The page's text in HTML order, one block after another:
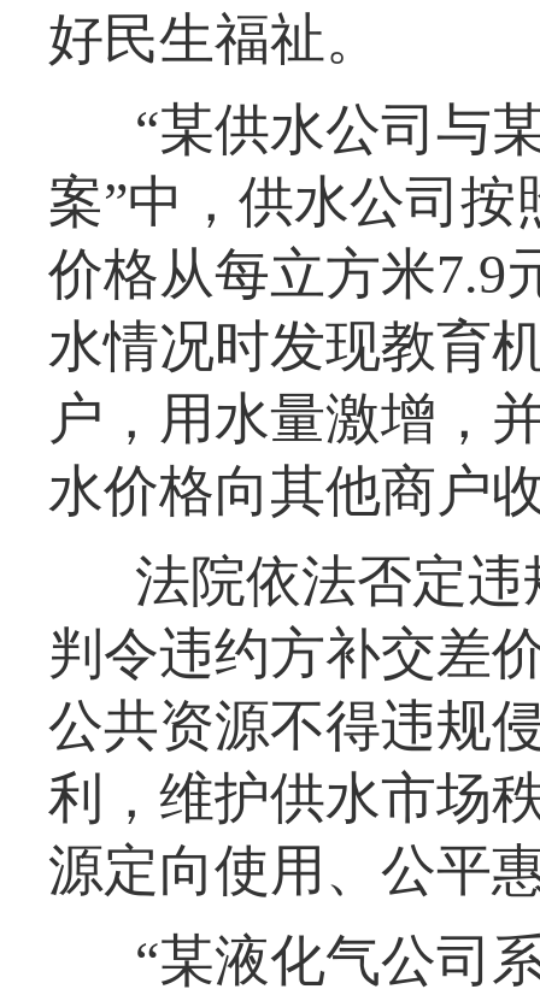
好民生福祉。
“某供水公司与
案”中，供水公司
价格从每立方米7.9
水情况时发现教育
户，用水量激增，
水价格向其他商户
法院依法否定
判令违约方补交差
公共资源不得违规
利，维护供水市场
源定向使用、公平
“某液化气公司